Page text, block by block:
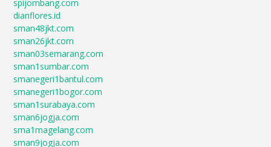
spijombang.com
dianflores.id
sman48jkt.com
sman26jkt.com
sman03semarang.com
sman1sumbar.com
smanegeri1bantul.com
smanegeri1bogor.com
sman1surabaya.com
sman6jogja.com
sma1magelang.com
sman9jogja.com